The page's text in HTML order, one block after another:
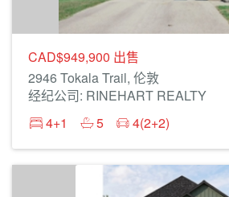
CAD$949,900 出售
2946 Tokala Trail, 伦敦
经纪公司: RINEHART REALTY
4+1
5 4(2+2)